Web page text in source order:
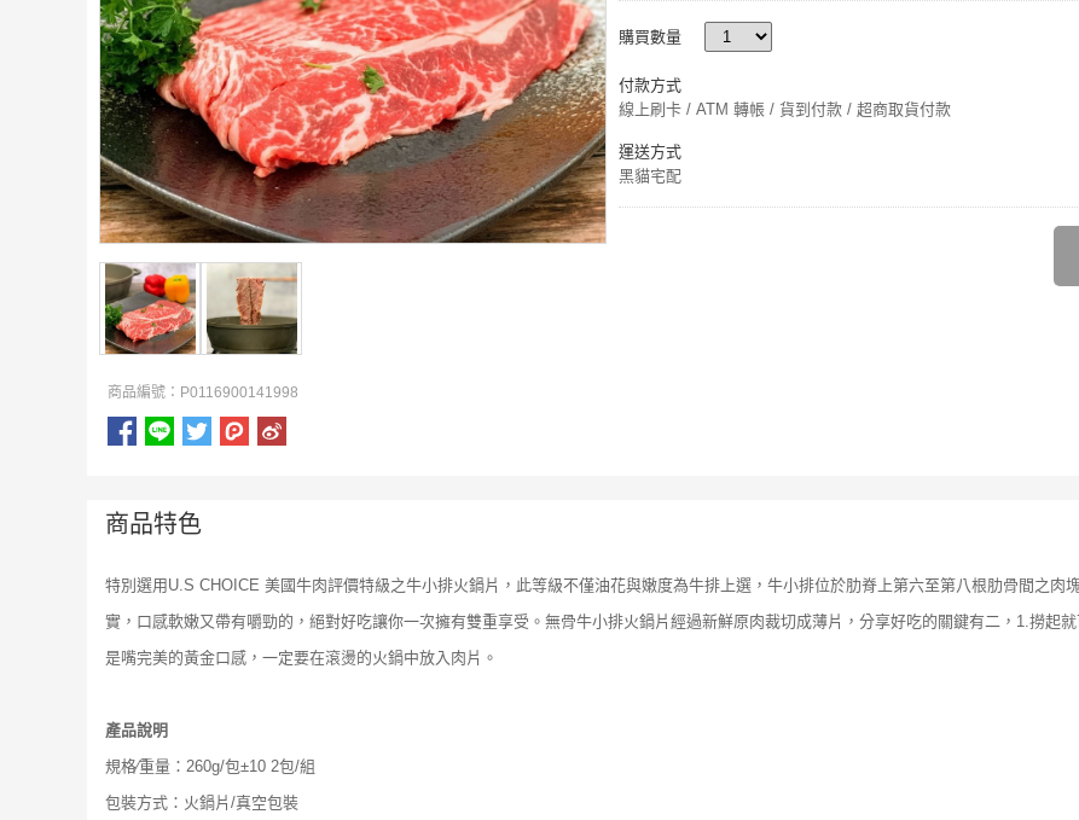
商品編號：P0116900141998
購買數量
付款方式
線上刷卡 / ATM 轉帳 / 貨到付款 / 超商取貨付款
運送方式
黑貓宅配
商品特色
特別選用U.S CHOICE 美國牛肉評價特級之牛小排火鍋片，此等級不僅油花與嫩度為牛排上選，牛小排位於肋脊上第六至第八根肋骨間之肉
實，口感軟嫩又帶有嚼勁的，絕對好吃讓你一次擁有雙重享受。無骨牛小排火鍋片經過新鮮原肉裁切成薄片，分享好吃的關鍵有二，1.撈起
是嘴完美的黃金口感，一定要在滾燙的火鍋中放入肉片。
產品說明
規格∕重量：260g/包±10 2包/組
包裝方式：火鍋片/真空包裝